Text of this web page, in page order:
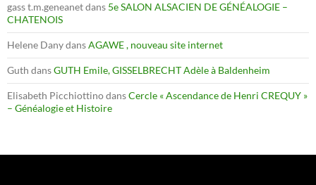
gass t.m.geneanetdans 5e SALON ALSACIEN DE GÉNÉALOGIE –
CHATENOIS
Helene DanydansAGAWE , nouveau site internet
Guth dansGUTH Emile, GISSELBRECHT Adèle à Baldenheim
Elisabeth PicchiottinodansCercle « Ascendance de Henri CREQUY »
– Généalogie et Histoire